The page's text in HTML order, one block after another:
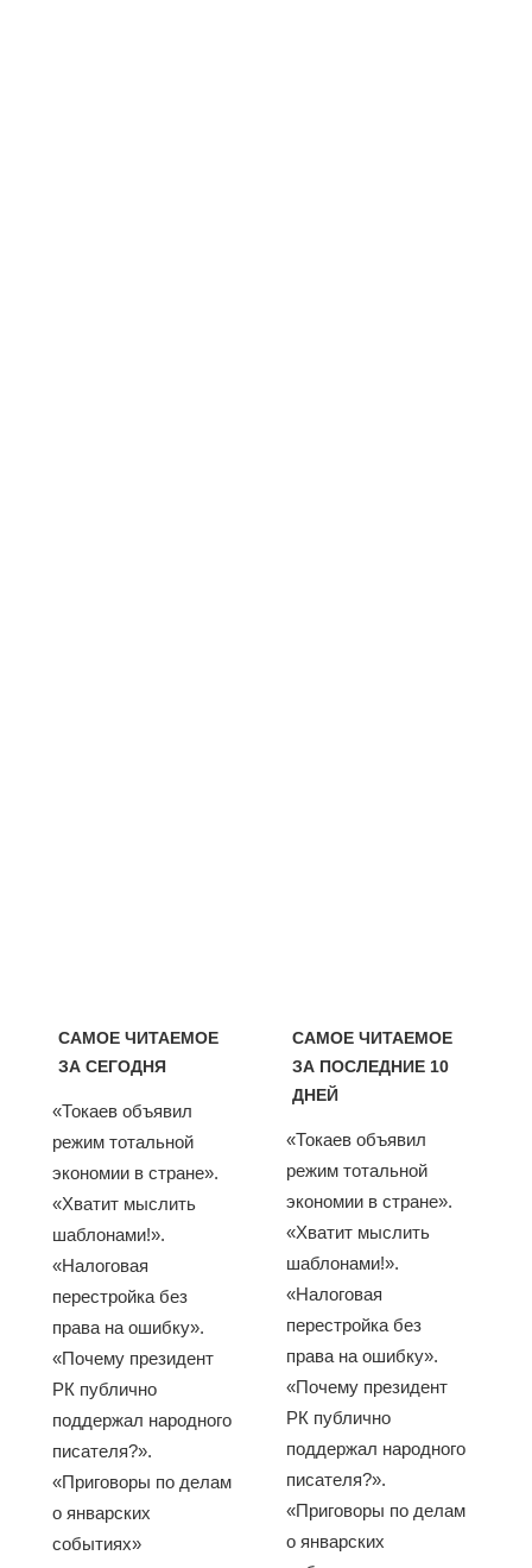
САМОЕ ЧИТАЕМОЕ
ЗА СЕГОДНЯ
«Токаев объявил
режим тотальной
экономии в стране».
«Хватит мыслить
шаблонами!».
«Налоговая
перестройка без
права на ошибку».
«Почему президент
РК публично
поддержал народного
писателя?».
«Приговоры по делам
о январских
событиях»
САМОЕ ЧИТАЕМОЕ
ЗА ПОСЛЕДНИЕ 10
ДНЕЙ
«Токаев объявил
режим тотальной
экономии в стране».
«Хватит мыслить
шаблонами!».
«Налоговая
перестройка без
права на ошибку».
«Почему президент
РК публично
поддержал народного
писателя?».
«Приговоры по делам
о январских